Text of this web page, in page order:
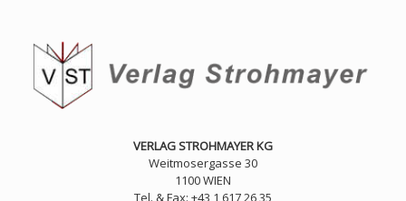
springen
VERLAG STROHMAYER KG
Weitmosergasse 30
1100 WIEN
Tel. & Fax: +43 1 617 26 35